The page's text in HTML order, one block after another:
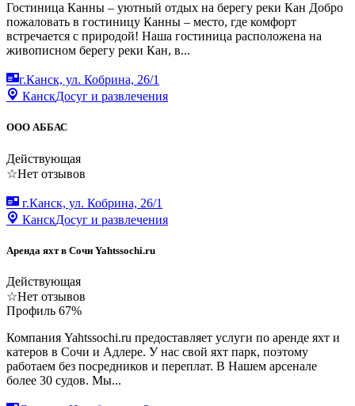
Гостиница Канны – уютный отдых на берегу реки Кан Добро
пожаловать в гостиницу Канны – место, где комфорт
встречается с природой! Наша гостиница расположена на
живописном берегу реки Кан, в...
г.Канск, ул. Кобрина, 26/1
КанскДосуг и развлечения
ООО АББАС
Действующая
☆Нет отзывов
г.Канск, ул. Кобрина, 26/1
КанскДосуг и развлечения
Аренда яхт в Сочи Yahtssochi.ru
Действующая
☆Нет отзывов
Профиль 67%
Компания Yahtssochi.ru предоставляет услуги по аренде яхт и
катеров в Сочи и Адлере. У нас свой яхт парк, поэтому
работаем без посредников и переплат. В Нашем арсенале
более 30 судов. Мы...